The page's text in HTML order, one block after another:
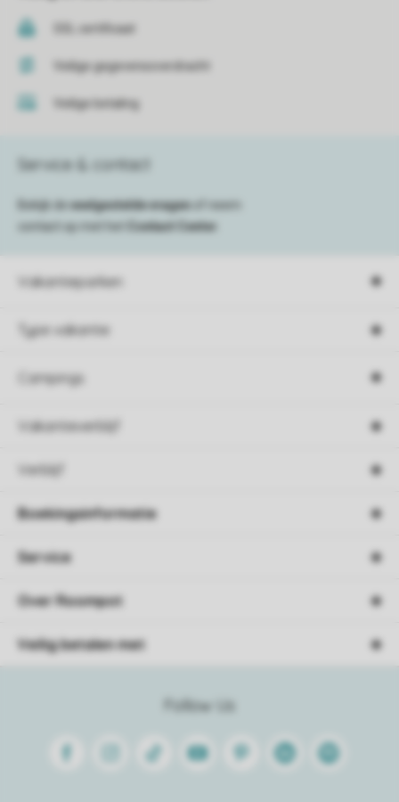
SSL certificaat
Veilige gegevensoverdracht
Veilige betaling
Vakantieparken
Type vakantie
Campings
Vakantieverblijf
Verblijf
Service & contact
Bekijk de veelgestelde vragen
of neem
contact op met het
Contact Center
Follow Us
FacebookInstagram
Tiktok Youtube PinterestLinkedinSpotify
Boekingsinformatie
Service
Over Roompot
Veilig betalen met